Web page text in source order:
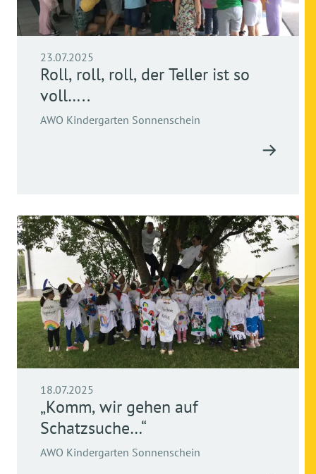
23.07.2025
Roll, roll, roll, der Teller ist so
voll…..
AWO Kindergarten Sonnenschein
18.07.2025
„Komm, wir gehen auf
Schatzsuche…“
AWO Kindergarten Sonnenschein